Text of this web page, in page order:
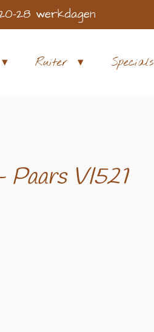
28 werkdagen
Ruiter Specials
VI521